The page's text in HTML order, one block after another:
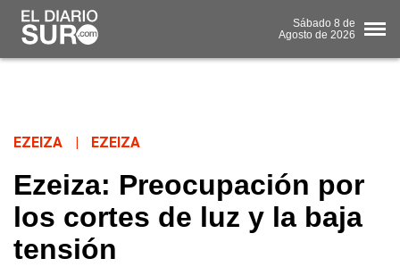
Sábado 8 de
Agosto de 2026
EZEIZA EZEIZA
Ezeiza: Preocupación por
los cortes de luz y la baja
tensión